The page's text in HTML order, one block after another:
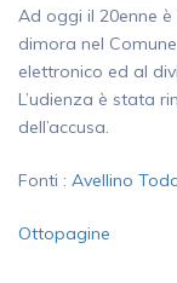
Ad oggi il 20enne
dimora nel
elettronico ed al
L’udienza è stata
dell’accusa.
Fonti : Avellino
Ottopagine